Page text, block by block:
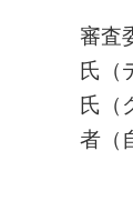
審査
氏（
氏（
者（